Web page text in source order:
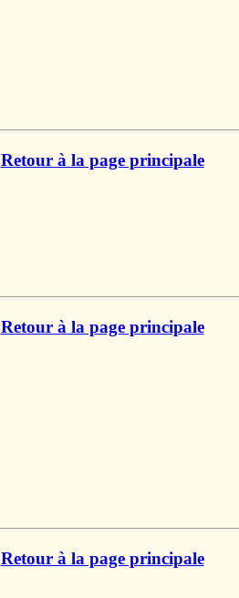
Retour à la page principale
Retour à la page principale
Retour à la page principale